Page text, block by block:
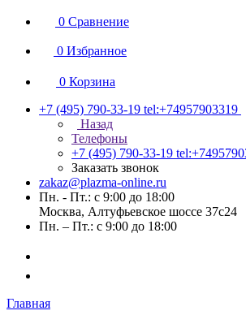
0 Сравнение
0 Избранное
0 Корзина
+7 (495) 790-33-19 tel:+74957903319
Назад
Телефоны
+7 (495) 790-33-19
Заказать звонок
zakaz@plazma-online.ru
Пн. - Пт.: с 9:00 до 18:00
Москва, Алтуфьевское шоссе 37с24
Пн. – Пт.: с 9:00 до 18:00
Главная